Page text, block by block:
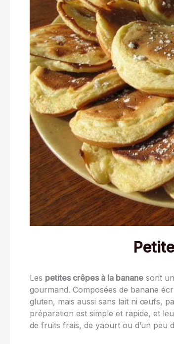
Les petites crêpes à la banane sont
gourmand. Composées de banane
gluten, mais aussi sans lait ni œufs,
préparation est simple et rapide, et
de fruits frais, de yaourt ou d’un peu